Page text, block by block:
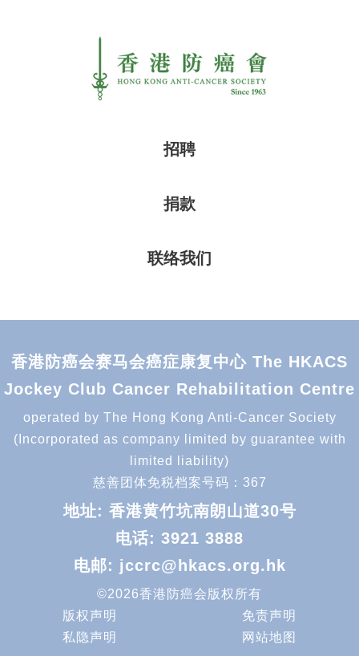
招聘
捐款
联络我们
香港防癌会赛马会癌症康复中心 The HKACS
Jockey Club Cancer Rehabilitation Centre
operated by The Hong Kong Anti-Cancer Society
(Incorporated as company limited by guarantee with
limited liability)
慈善团体免税档案号码：367
地址: 香港黄竹坑南朗山道30号
电话: 3921 3888
电邮: jccrc@hkacs.org.hk
©2026香港防癌会版权所有
版权声明
免责声明
私隐声明
网站地图